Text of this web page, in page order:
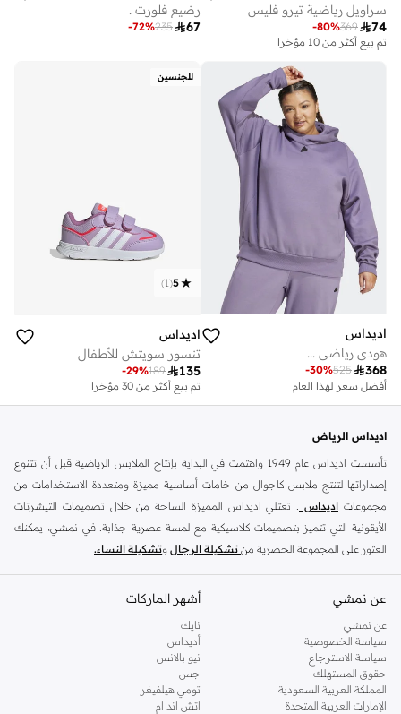
سراويل رياضية تيرو فليس
74
369
-80%
تم بيع أكثر من 10 مؤخرا
رضيع فلورت .
67
235
-72%
اديداس
هودي رياضي ...
368
525
-30%
أفضل سعر لهذا العام
توصيل مجاني
أفضل سعر لهذا العام
للجنسين
5
(
1
)
اديداس
تنسور سويتش للأطفال
135
189
-29%
تم بيع أكثر من 30 مؤخرا
اديداس الرياض
تأسست اديداس عام 1949 واهتمت في البداية بإنتاج الملابس الرياضية قبل أن تتنوع
إصداراتها لتنتج ملابس كاجوال من خامات أساسية مميزة ومتعددة الاستخدامات من
مجموعات اديداس . تعتلي اديداس المميزة الساحة من خلال تصميمات التيشرتات
الأيقونية التي تتميز بتصميمات كلاسيكية مع لمسة عصرية جذابة. في نمشي، يمكنك
العثور على المجموعة الحصرية من تشكيلة الرجال وتشكيلة النساء.
من خلال دمج الموضة واللياقة البدنية ، توفر أديداس ملابس رياضية يومية عملية أو
أحذية رياضية مثل
اديداس بريداتور. سواء كنت تقوم برياضة الجري
الصباحية ، أو جلسة تمارين مكثفة ، أو تصل إلى أحدث فصول التمارين الرياضية ، فهذه
العلامة التجارية الشهيرة تحتوي على مجموعة كاملة من الملابس والحقائب
والاكسسوارات المثالية عند بذل الجهد او خلال البرودة وكل شيء بينهما. ابحث عن
المظهر الكلاسيكي للأشرطة الثلاثية الذي لا يزال يمثل الموضة الأساسية منذ عقود خلت ،
أو جرب الأنماط العصرية التي تجعل من الجيمانزيوم ترتقي إلى مستوى جديد تمامًا.
عن نمشي
عن نمشي
سياسة الخصوصية
سياسة الاسترجاع
حقوق المستهلك
المملكة العربية السعودية
الإمارات العربية المتحدة
أشهر الماركات
نايك
أديداس
نيو بالانس
جس
تومي هيلفيغر
اتش اند ام